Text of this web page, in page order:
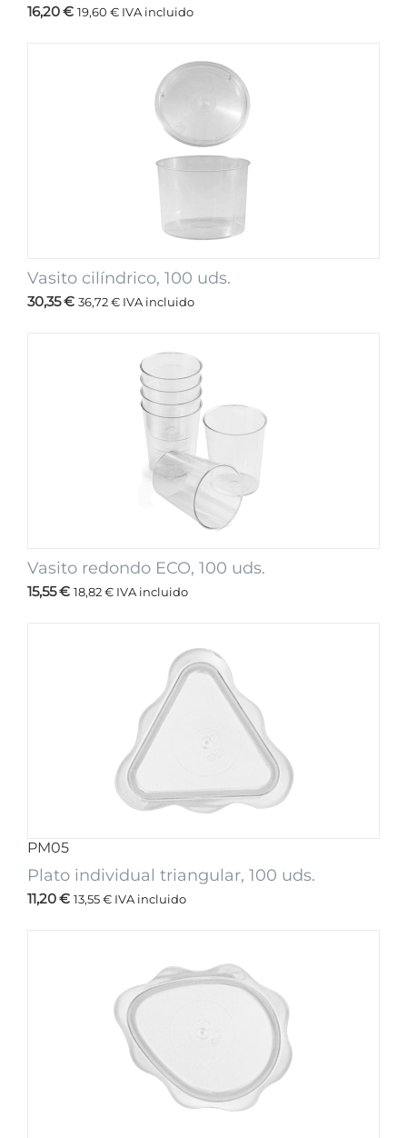
16,20€ 19,60 € IVA incluido
Vasito cilíndrico, 100 uds.
30,35€ 36,72€ IVA incluido
Vasito redondo ECO, 100 uds.
15,55€ 18,82€ IVA incluido
PM05
Plato individual triangular, 100 uds.
11,20€ 13,55€ IVA incluido